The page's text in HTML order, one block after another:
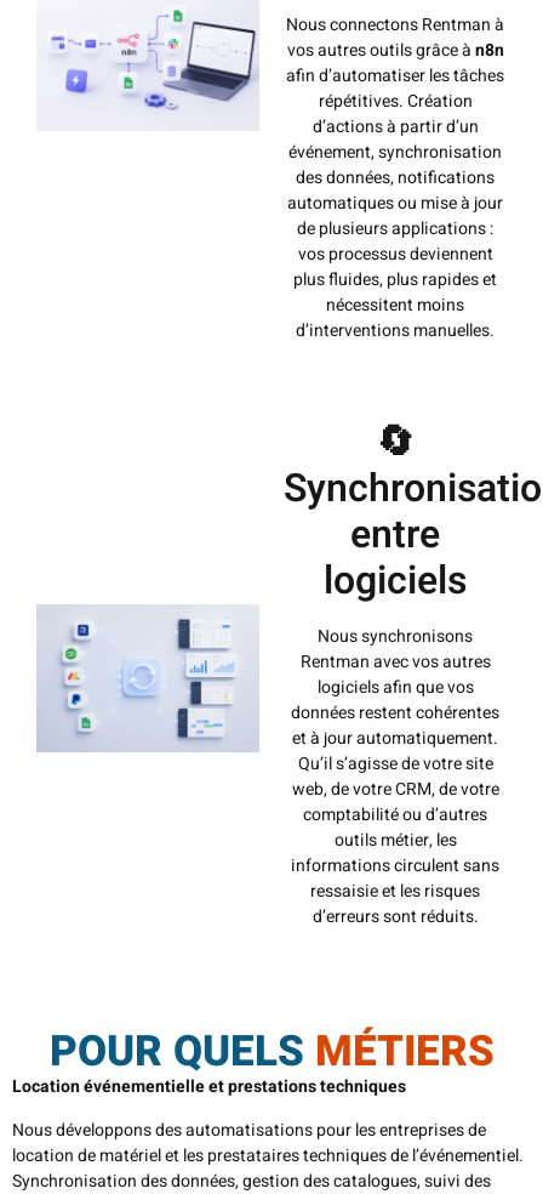
Nous connectons Rentman à
vos autres outils grâce àn8n
afin d’automatiser les tâches
répétitives. Création
d’actions à partir d’un
événement, synchronisation
des données, notifications
automatiques ou mise à jour
de plusieurs applications :
vos processus deviennent
plus fluides, plus rapides et
nécessitent moins
d’interventions manuelles.
🔄
entre
logiciels
Nous synchronisons
Rentman avec vos autres
logiciels afin que vos
données restent cohérentes
et à jour automatiquement.
Qu’il s’agisse de votre site
web, de votre CRM, de votre
comptabilité ou d’autres
outils métier, les
informations circulent sans
ressaisie et les risques
d’erreurs sont réduits.
POUR QUELS MÉTIERS
Location événementielle et prestations techniques
Nous développons des automatisations pour les entreprises de
location de matériel et les prestataires techniques de l’événementiel.
Synchronisation des données, gestion des catalogues, suivi des